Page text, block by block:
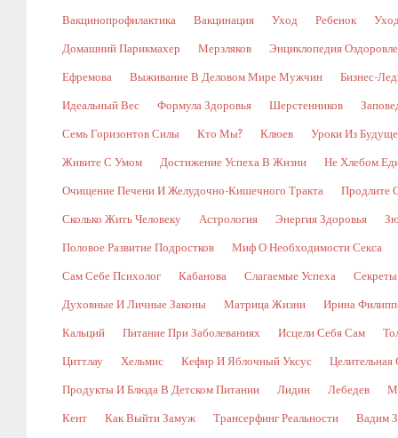
Вакцинопрофилактика Вакцинация Уход Ребенок
Домашний Парикмахер Мерзляков Энциклопедия
Ефремова Выживание В Деловом Мире Мужчин Бизнес-
Идеальный Вес Формула Здоровья Шерстенников
Семь Горизонтов Силы Кто Мы? Клюев Уроки Из
Живите С Умом Достижение Успеха В Жизни Не Хлебом
Очищение Печени И Желудочно-Кишечного Тракта Продлите
Сколько Жить Человеку Астрология Энергия Здоровья
Половое Развитие Подростков Миф О Необходимости Секса
Сам Себе Психолог Кабанова Слагаемые Успеха
Духовные И Личные Законы Матрица Жизни Ирина
Кальций Питание При Заболеваниях Исцели Себя Сам
Циттлау Хельмис Кефир И Яблочный Уксус Целительная
Продукты И Блюда В Детском Питании Лидин Лебедев
Кент Как Выйти Замуж Трансерфинг Реальности Вадим